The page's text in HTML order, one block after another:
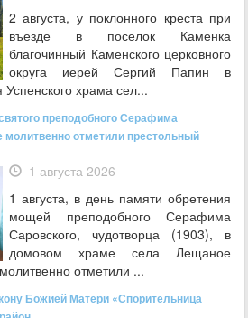
2 августа, у поклонного креста при
въезде в поселок Каменка
благочинный Каменского церковного
округа иерей Сергий Папин в
храма сел...
преподобного Серафима
молитвенно отметили престольный
1 августа 2026
1 августа, в день памяти обретения
мощей преподобного Серафима
Саровского, чудотворца (1903), в
домовом храме села Лещаное
отметили ...
Божией Матери «Спорительница